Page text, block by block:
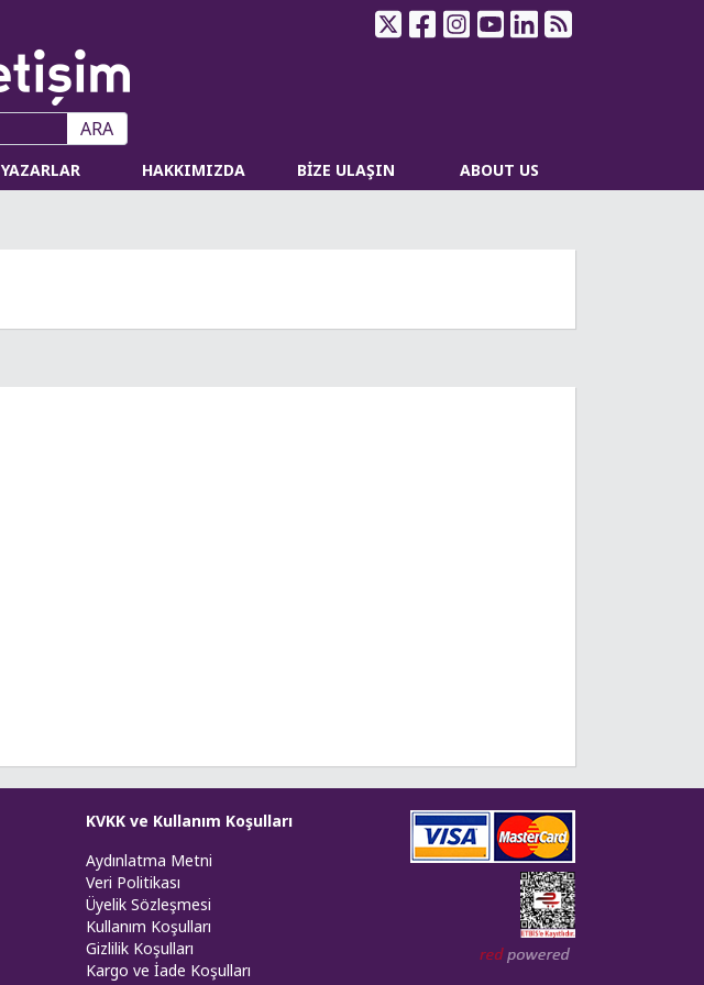
ARA
YAZARLAR HAKKIMIZDA BİZE ULAŞIN ABOUT US
KVKK ve Kullanım Koşulları
Aydınlatma Metni
Veri Politikası
Üyelik Sözleşmesi
Kullanım Koşulları
Gizlilik Koşulları
Kargo ve İade Koşulları
Web tasarım: Red Bilişim